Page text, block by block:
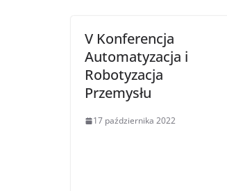
V Konferencja
Automatyzacja i
Robotyzacja
Przemysłu
17 października 2022